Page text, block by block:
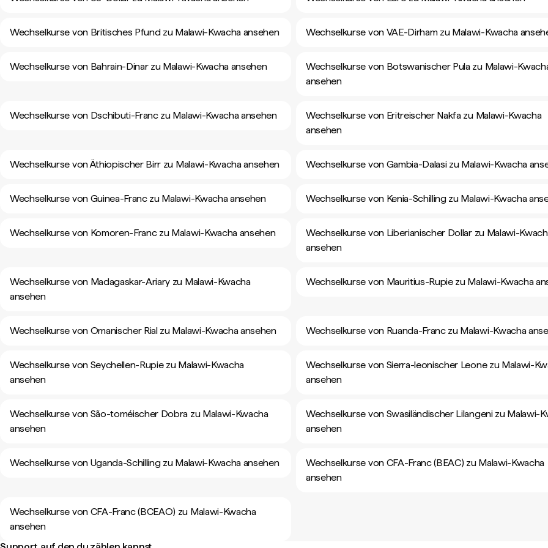
Wechselkurse von Britisches Pfund zu Malawi-Kwacha ansehen Wechselkurse von VAE-Dirham zu Malawi-Kwacha
Wechselkurse von Bahrain-Dinar zu Malawi-Kwacha ansehen
Wechselkurse von Botswanischer Pula zu Malawi-
ansehen
Wechselkurse von Dschibuti-Franc zu Malawi-Kwacha ansehen
Wechselkurse von Eritreischer Nakfa zu Malawi-Kwacha
ansehen
Wechselkurse von Äthiopischer Birr zu Malawi-Kwacha ansehen Wechselkurse von Gambia-Dalasi zu Malawi-Kwacha
Wechselkurse von Guinea-Franc zu Malawi-Kwacha ansehen Wechselkurse von Kenia-Schilling zu Malawi-Kwacha
Wechselkurse von Komoren-Franc zu Malawi-Kwacha ansehen
Wechselkurse von Liberianischer Dollar zu Malawi-
ansehen
Wechselkurse von Madagaskar-Ariary zu Malawi-Kwacha
ansehen
Wechselkurse von Mauritius-Rupie zu Malawi-Kwacha
Wechselkurse von Omanischer Rial zu Malawi-Kwacha ansehen Wechselkurse von Ruanda-Franc zu Malawi-Kwacha
Wechselkurse von Seychellen-Rupie zu Malawi-Kwacha
ansehen
Wechselkurse von Sierra-leonischer Leone zu Malawi-
ansehen
Wechselkurse von São-toméischer Dobra zu Malawi-Kwacha
ansehen
Wechselkurse von Swasiländischer Lilangeni zu Malawi-
ansehen
Wechselkurse von Uganda-Schilling zu Malawi-Kwacha ansehen
Wechselkurse von CFA-Franc (BEAC) zu Malawi-Kwacha
ansehen
Wechselkurse von CFA-Franc (BCEAO) zu Malawi-Kwacha
ansehen